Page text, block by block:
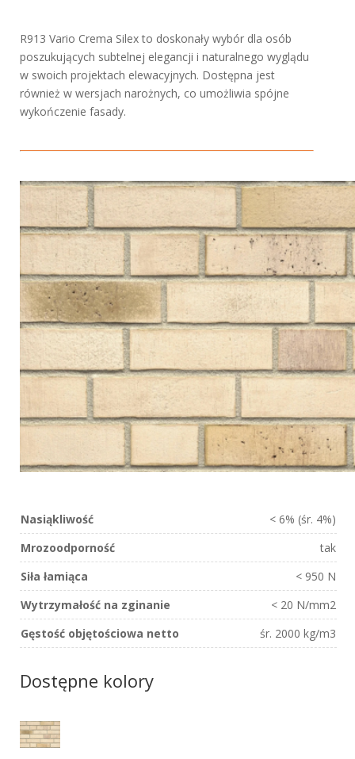
R913 Vario Crema Silex to doskonały wybór dla osób
poszukujących subtelnej elegancji i naturalnego wyglądu
w swoich projektach elewacyjnych. Dostępna jest
również w wersjach narożnych, co umożliwia spójne
wykończenie fasady.
Nasiąkliwość
< 6% (śr. 4%)
Mrozoodporność
tak
Siła łamiąca
< 950 N
Wytrzymałość na zginanie
< 20 N/mm2
Gęstość objętościowa netto
śr. 2000 kg/m3
Dostępne kolory